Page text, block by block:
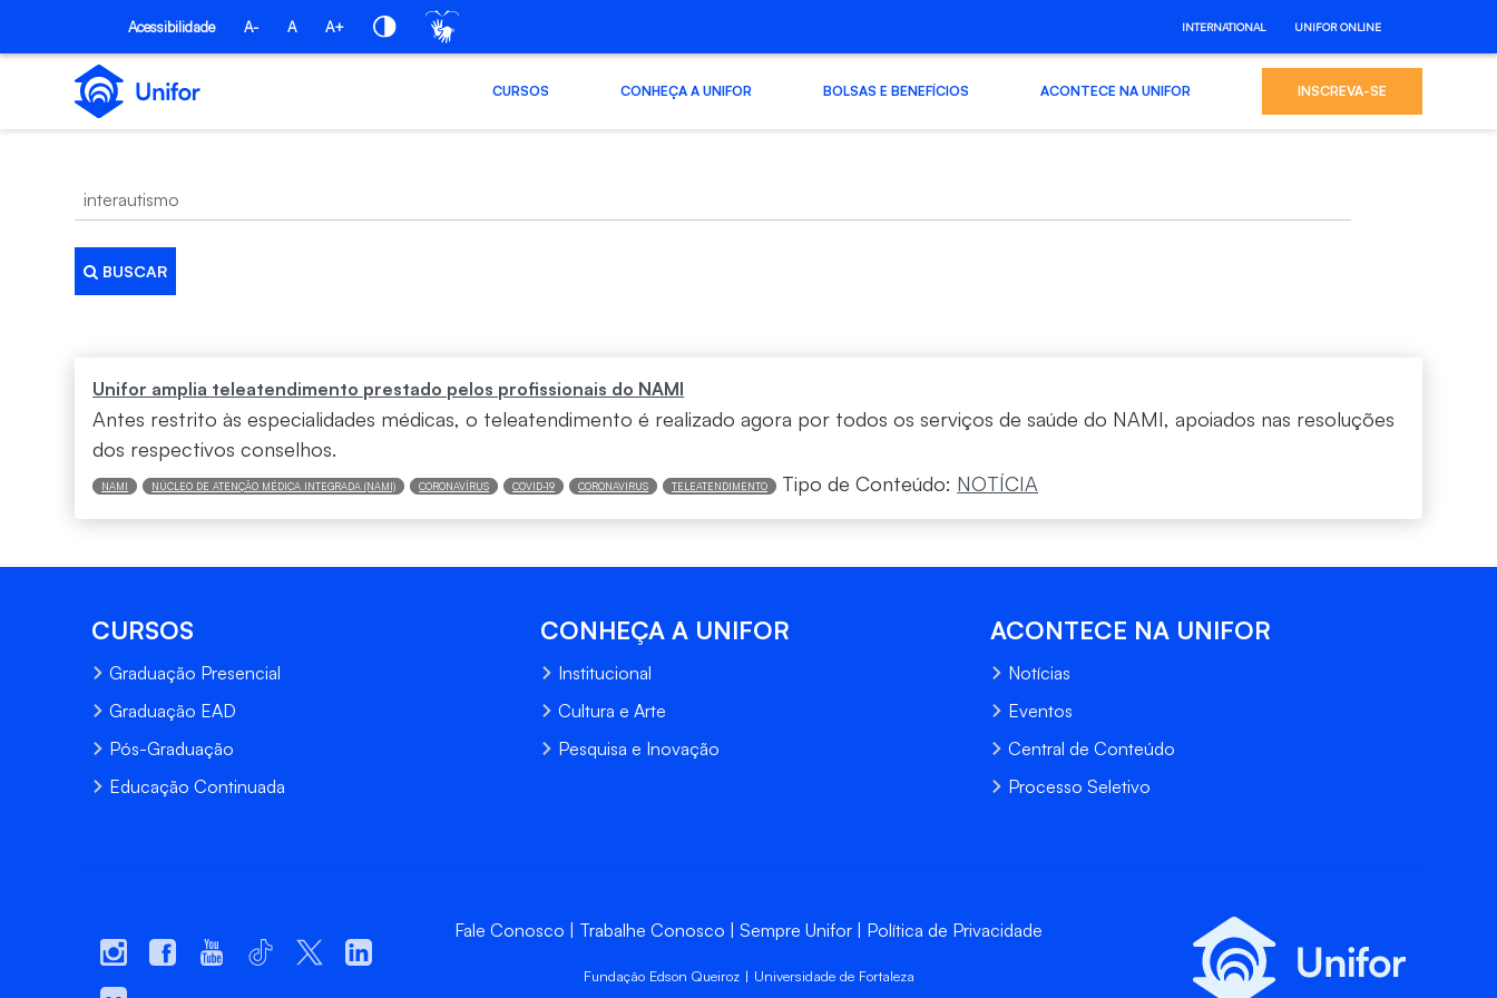
Pular para o Conteúdo principal
Acessibilidade A- A A+ INTERNATIONAL UNIFOR ONLINE
CURSOS CONHEÇA A UNIFOR BOLSAS E BENEFÍCIOS ACONTECE NA UNIFOR INSCREVA-SE
BUSCAR
Unifor amplia teleatendimento prestado pelos profissionais do NAMI
Antes restrito às especialidades médicas, o teleatendimento é realizado agora por todos os serviços de saúde do NAMI, apoiados nas resoluções
dos respectivos conselhos.
NAMI NÚCLEO DE ATENÇÃO MÉDICA INTEGRADA (NAMI) CORONAVÍRUS COVID-19 CORONAVIRUS TELEATENDIMENTO Tipo de Conteúdo: NOTÍCIA
CURSOS
Graduação Presencial
Graduação EAD
Pós-Graduação
Educação Continuada
CONHEÇA A UNIFOR
Institucional
Cultura e Arte
Pesquisa e Inovação
ACONTECE NA UNIFOR
Notícias
Eventos
Central de Conteúdo
Processo Seletivo
Fale Conosco Trabalhe Conosco Sempre Unifor Política de Privacidade
Fundação Edson Queiroz | Universidade de Fortaleza